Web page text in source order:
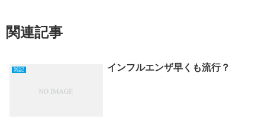
関連記事
雑記 インフルエンザ早くも流行？